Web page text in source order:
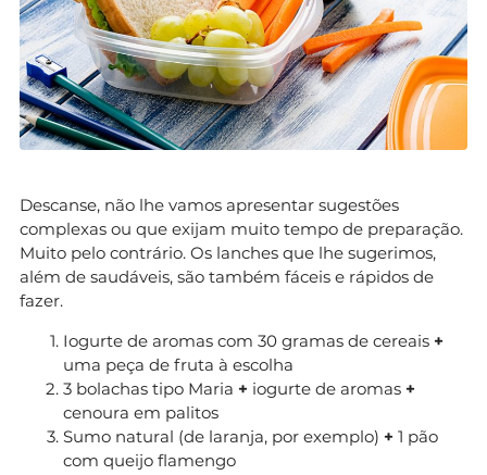
Descanse, não lhe vamos apresentar sugestões
complexas ou que exijam muito tempo de preparação.
Muito pelo contrário. Os lanches que lhe sugerimos,
além de saudáveis, são também fáceis e rápidos de
fazer.
Iogurte de aromas com 30 gramas de cereais +
uma peça de fruta à escolha
3 bolachas tipo Maria + iogurte de aromas +
cenoura em palitos
Sumo natural (de laranja, por exemplo) + 1 pão
com queijo flamengo